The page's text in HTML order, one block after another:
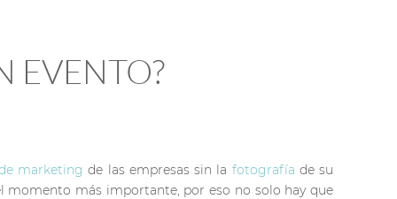
EVENTO?
marketing de las empresas sin la fotografía de su
momento más importante, por eso no solo hay que